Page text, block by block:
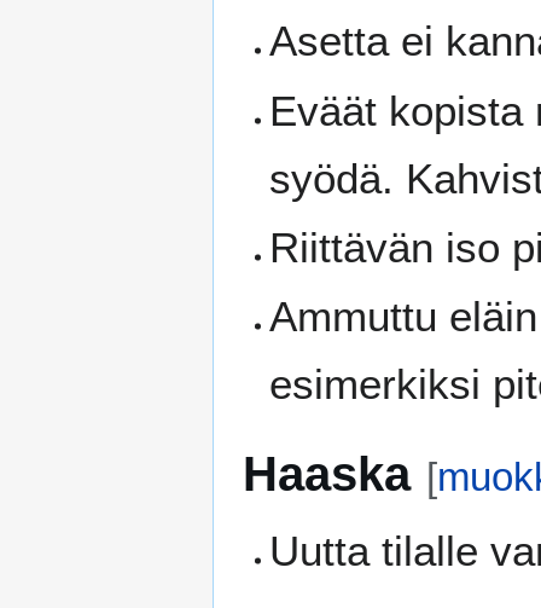
Asetta ei
Eväät kopista
syödä.
Riittävän iso
Ammuttu
esimerkiksi
Haaska [
Uutta tilalle